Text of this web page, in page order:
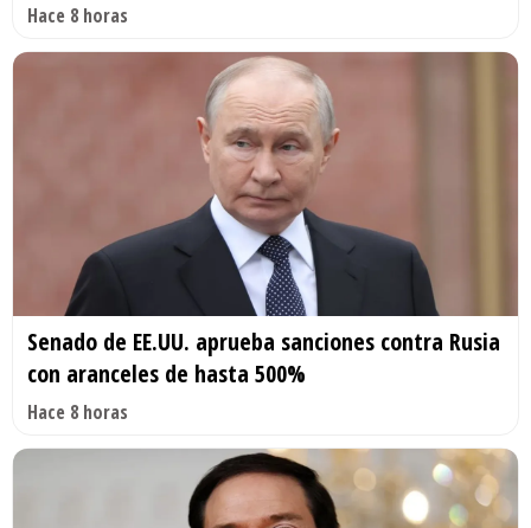
Hace 8 horas
Senado de EE.UU. aprueba sanciones contra Rusia
con aranceles de hasta 500%
Hace 8 horas